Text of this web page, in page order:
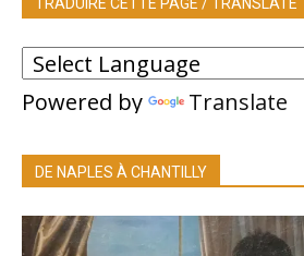
Powered by Translate
DE NAPLES À CHANTILLY